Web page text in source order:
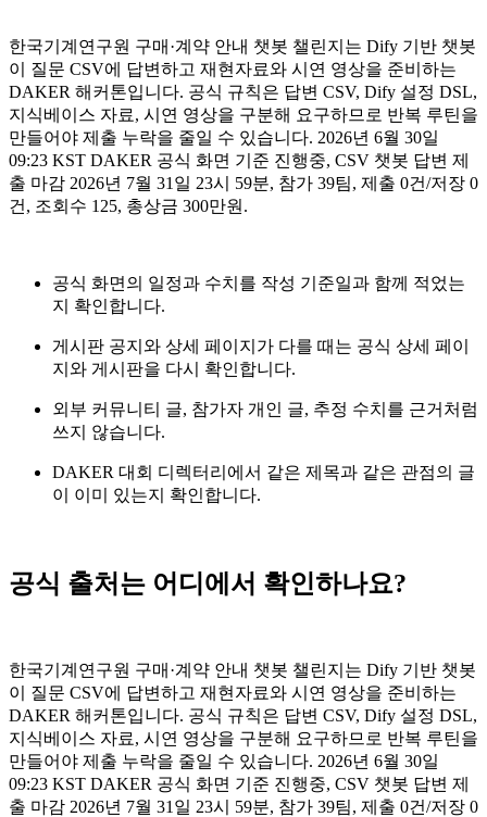
한국기계연구원 구매·계약 안내 챗봇 챌린지는 Dify 기반 챗봇
이 질문 CSV에 답변하고 재현자료와 시연 영상을 준비하는
DAKER 해커톤입니다. 공식 규칙은 답변 CSV, Dify 설정 DSL,
지식베이스 자료, 시연 영상을 구분해 요구하므로 반복 루틴을
만들어야 제출 누락을 줄일 수 있습니다. 2026년 6월 30일
09:23 KST DAKER 공식 화면 기준 진행중, CSV 챗봇 답변 제
출 마감 2026년 7월 31일 23시 59분, 참가 39팀, 제출 0건/저장 0
건, 조회수 125, 총상금 300만원.
공식 화면의 일정과 수치를 작성 기준일과 함께 적었는
지 확인합니다.
게시판 공지와 상세 페이지가 다를 때는 공식 상세 페이
지와 게시판을 다시 확인합니다.
외부 커뮤니티 글, 참가자 개인 글, 추정 수치를 근거처럼
쓰지 않습니다.
DAKER 대회 디렉터리에서 같은 제목과 같은 관점의 글
이 이미 있는지 확인합니다.
공식 출처는 어디에서 확인하나요?
한국기계연구원 구매·계약 안내 챗봇 챌린지는 Dify 기반 챗봇
이 질문 CSV에 답변하고 재현자료와 시연 영상을 준비하는
DAKER 해커톤입니다. 공식 규칙은 답변 CSV, Dify 설정 DSL,
지식베이스 자료, 시연 영상을 구분해 요구하므로 반복 루틴을
만들어야 제출 누락을 줄일 수 있습니다. 2026년 6월 30일
09:23 KST DAKER 공식 화면 기준 진행중, CSV 챗봇 답변 제
출 마감 2026년 7월 31일 23시 59분, 참가 39팀, 제출 0건/저장 0